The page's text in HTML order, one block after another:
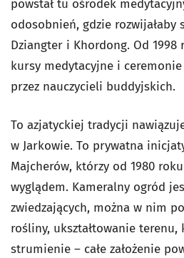
powstał tu ośrodek
odosobnień, gdzie
Dziangter i Khordong. Od 1998
kursy medytacyjne i
przez nauczycieli buddyjskich.
To azjatyckiej tradycji
w Jarkowie. To prywatna
Majcherów, którzy od 1980
wyglądem. Kameralny ogród
zwiedzających, można w nim
rośliny, ukształtowanie terenu,
strumienie – całe założenie